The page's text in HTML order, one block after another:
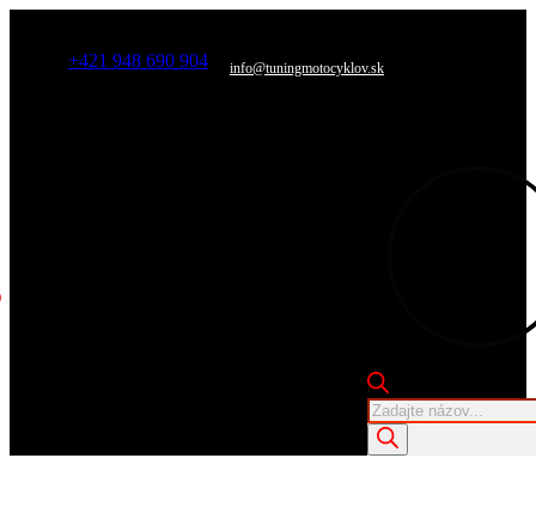
+421 948 690 904 info@tuningmotocyklov.sk
Products
search